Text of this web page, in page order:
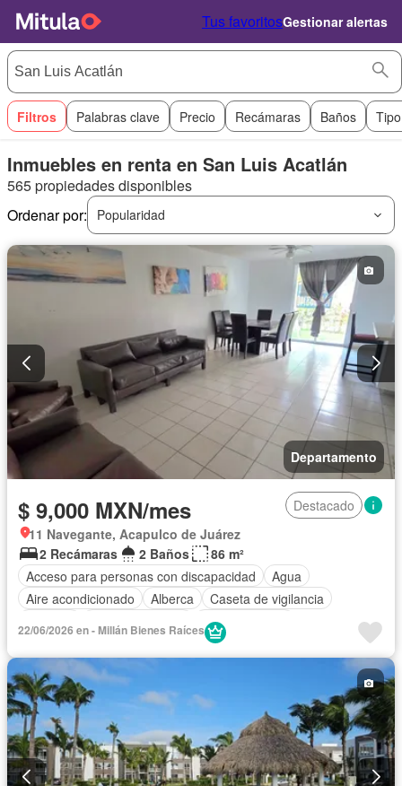
Tus favoritosGestionar alertas
Filtros Palabras clave Precio Recámaras Baños
Inmuebles en renta en San Luis Acatlán
565 propiedades disponibles
Ordenar por:
Popularidad
Departamento
$ 9,000 MXN/mes
Destacado
11 Navegante, Acapulco de Juárez
2 Recámaras
2 Baños
86 m²
Acceso para personas con discapacidad
Agua
Aire acondicionado
Alberca
Caseta de vigilancia
Cocina integral
Electricidad
Jardín
Recámara con closet
Zonas verdes
Permite mascotas
Permite niños
Completamente amueblado
22/06/2026 en - Millán Bienes Raíces